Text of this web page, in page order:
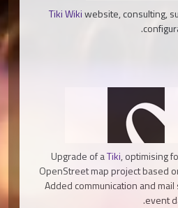
Tiki Wikiwebsite, consulting,
Upgrade of aTiki, optimising
OpenStreet map project based
Added communication and
event